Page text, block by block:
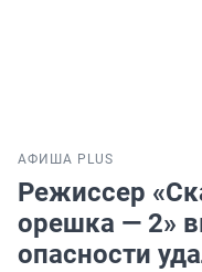
АФИША PLUS
Режиссер
орешка — 2»
опасности